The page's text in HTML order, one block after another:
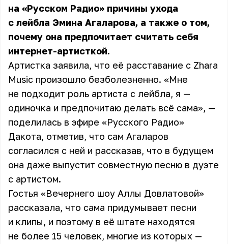
на «Русском Радио» причины ухода
с лейбла Эмина Агаларова, а также о том,
почему она предпочитает считать себя
интернет-артисткой.
Артистка заявила, что её расставание с Zhara
Music произошло безболезненно. «Мне
не подходит роль артиста с лейбла, я —
одиночка и предпочитаю делать всё сама», —
поделилась в эфире «Русского Радио»
Дакота, отметив, что сам Агаларов
согласился с ней и рассказав, что в будущем
она даже выпустит совместную песню в дуэте
с артистом.
Гостья «Вечернего шоу Аллы Довлатовой»
рассказала, что сама придумывает песни
и клипы, и поэтому в её штате находятся
не более 15 человек, многие из которых —